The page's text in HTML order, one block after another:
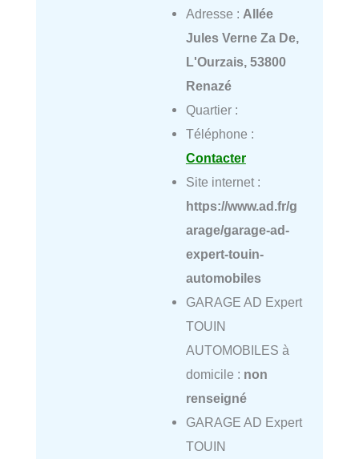
Adresse : Allée
Jules Verne Za De,
L'Ourzais, 53800
Renazé
Quartier :
Téléphone :
Contacter
Site internet :
https://www.ad.fr/g
arage/garage-ad-
expert-touin-
automobiles
GARAGE AD Expert
TOUIN
AUTOMOBILES à
domicile : non
renseigné
GARAGE AD Expert
TOUIN